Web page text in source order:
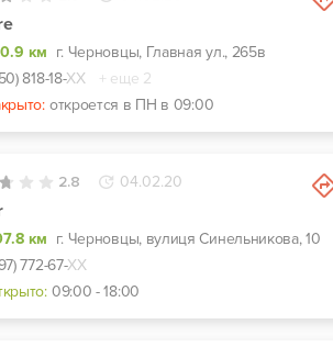
км г. Черновцы, Главная ул., 265в
818-18-ХХ
+ еще 2
откроется в ПН в 09:00
2.8 04.02.20
км г. Черновцы, вулиця Синельникова, 10
772-67-ХХ
09:00 - 18:00